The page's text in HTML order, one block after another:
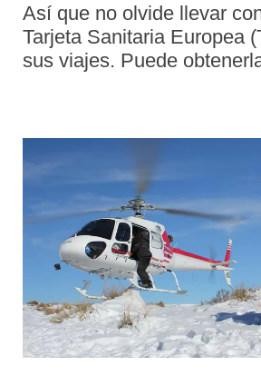
Así que no olvide llevar
Tarjeta Sanitaria Europea
sus viajes. Puede
pagar por la asistencia
conservar todas las
recibos para solicitar el
país que visita o cuando
país de origen.